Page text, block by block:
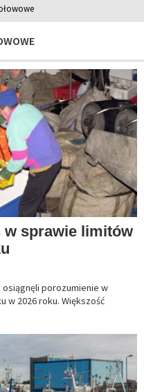
sprawie limitów
porozumienie w
w 2026 roku. Większość